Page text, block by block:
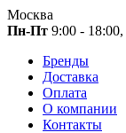
Москва
Пн-Пт 9:00 - 18:00,
Бренды
Доставка
Оплата
О компании
Контакты